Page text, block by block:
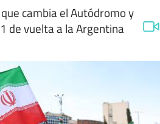
cambia el Autódromo y
de vuelta a la Argentina